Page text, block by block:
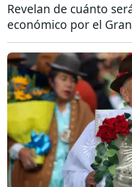
Revelan de cuánto
económico por el